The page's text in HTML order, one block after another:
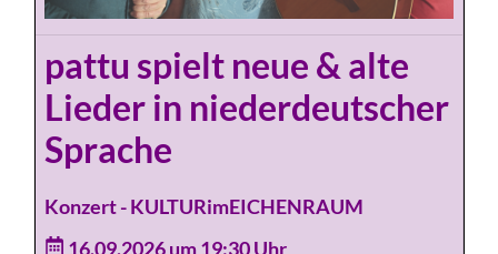
pattu spielt neue & alte
Lieder in niederdeutscher
Sprache
Konzert - KULTURimEICHENRAUM
16.09.2026 um 19:30 Uhr